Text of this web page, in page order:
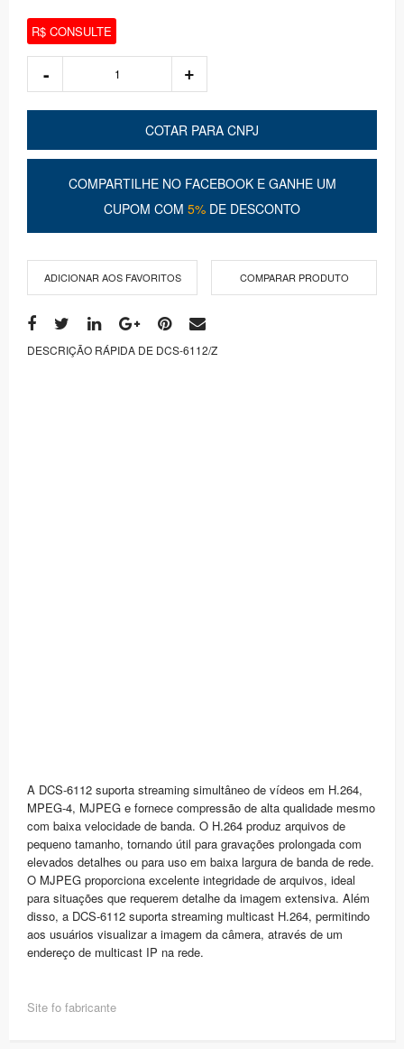
R$ CONSULTE
COTAR PARA CNPJ
COMPARTILHE NO FACEBOOK E GANHE UM
CUPOM COM 5% DE DESCONTO
ADICIONAR AOS FAVORITOS COMPARAR PRODUTO
DESCRIÇÃO RÁPIDA DE DCS-6112/Z
A DCS-6112 suporta streaming simultâneo de vídeos em H.264,
MPEG-4, MJPEG e fornece compressão de alta qualidade mesmo
com baixa velocidade de banda. O H.264 produz arquivos de
pequeno tamanho, tornando útil para gravações prolongada com
elevados detalhes ou para uso em baixa largura de banda de rede.
O MJPEG proporciona excelente integridade de arquivos, ideal
para situações que requerem detalhe da imagem extensiva. Além
disso, a DCS-6112 suporta streaming multicast H.264, permitindo
aos usuários visualizar a imagem da câmera, através de um
endereço de multicast IP na rede.
Site fo fabricante